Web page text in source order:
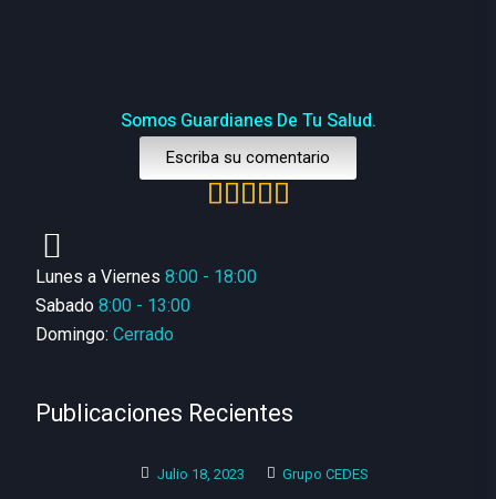
Somos Guardianes De Tu Salud.
Escriba su comentario
Lunes a Viernes 8:00 - 18:00
Sabado 8:00 - 13:00
Domingo: Cerrado
Publicaciones Recientes
Julio 18, 2023 Grupo CEDES